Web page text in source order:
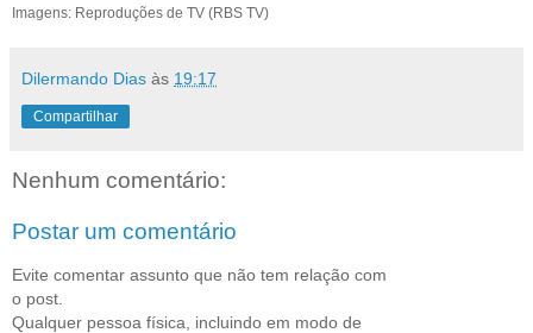
Imagens: Reproduções de TV (RBS TV)
Dilermando Dias às 19:17
Compartilhar
Nenhum comentário:
Postar um comentário
Evite comentar assunto que não tem relação com
o post.
Qualquer pessoa física, incluindo em modo de